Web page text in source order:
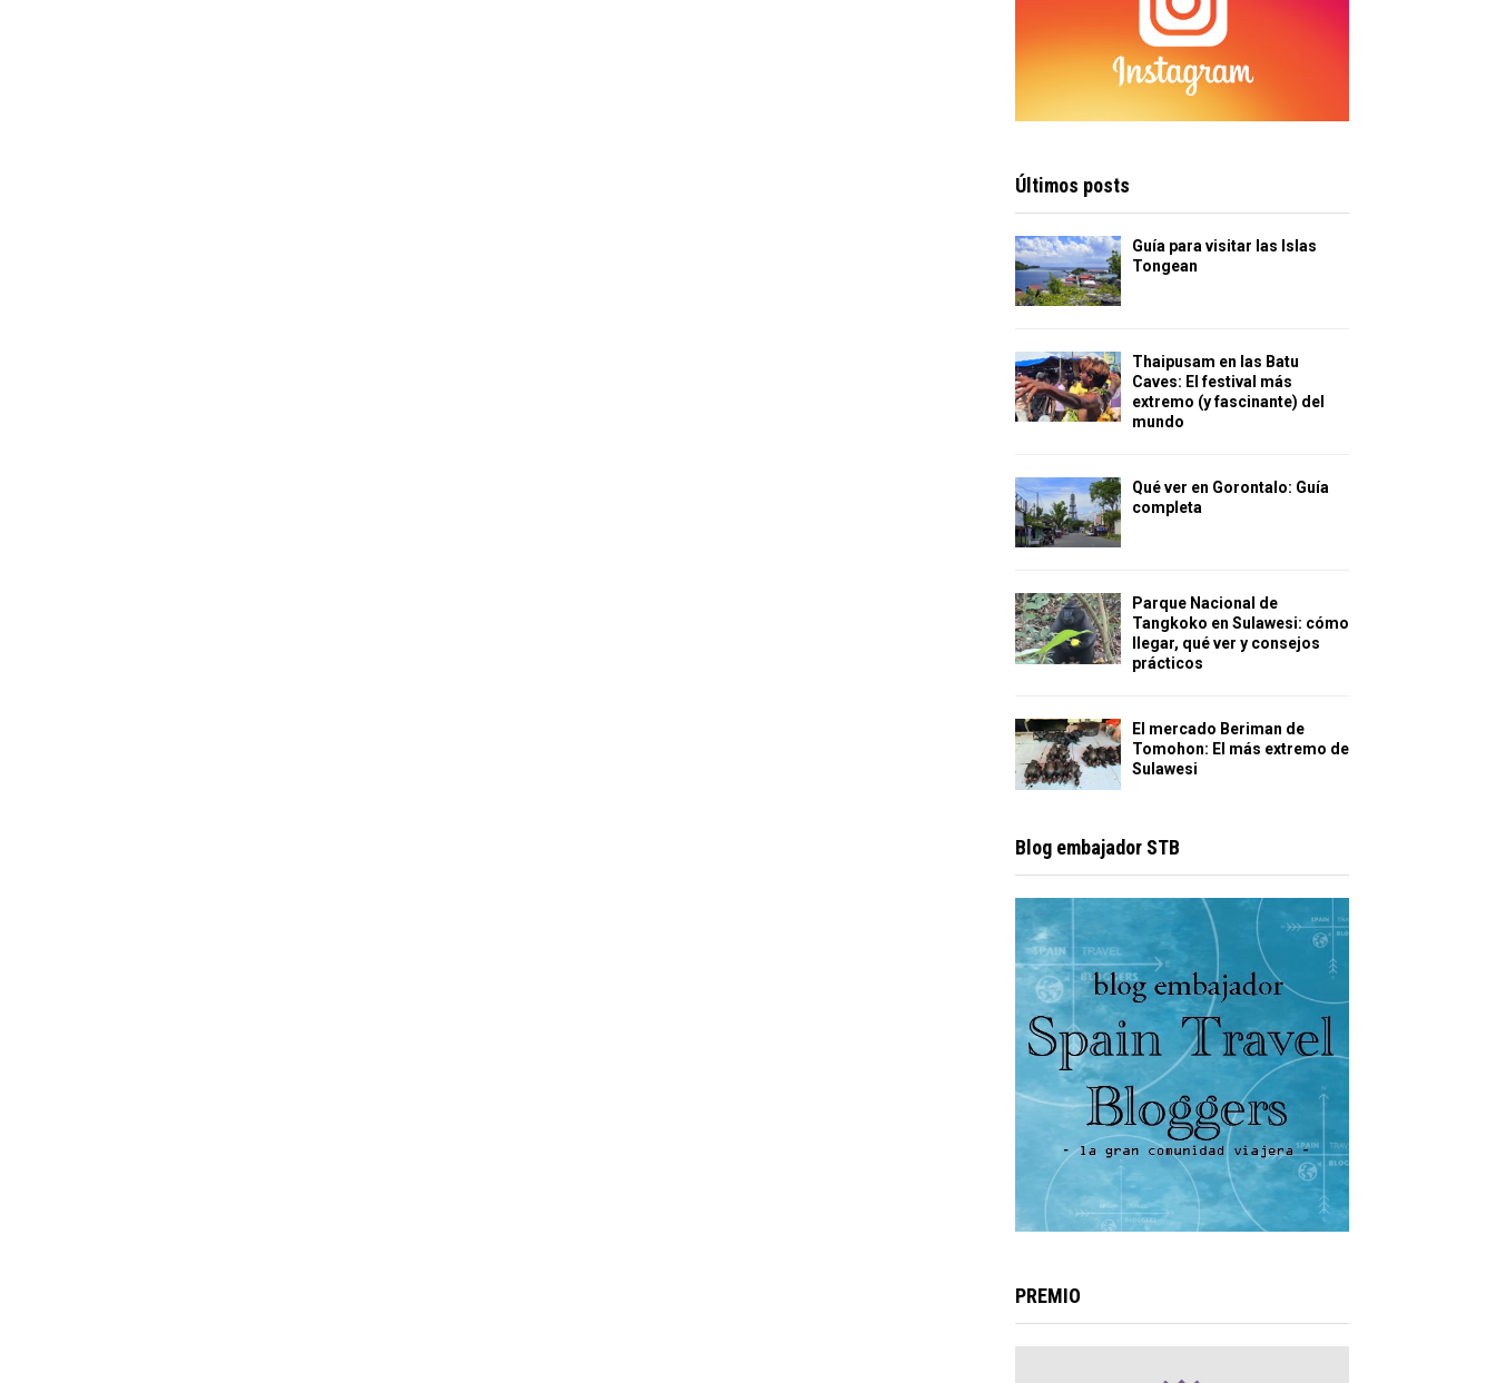
Últimos posts
Guía para visitar las Islas
Tongean
Thaipusam en las Batu
Caves: El festival más
extremo (y fascinante) del
mundo
Qué ver en Gorontalo: Guía
completa
Parque Nacional de
Tangkoko en Sulawesi: cómo
llegar, qué ver y consejos
prácticos
El mercado Beriman de
Tomohon: El más extremo de
Sulawesi
Blog embajador STB
PREMIO